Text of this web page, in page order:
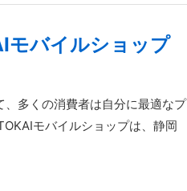
モバイルショップ
多くの消費者は自分に最適なプ
モバイルショップは、静岡